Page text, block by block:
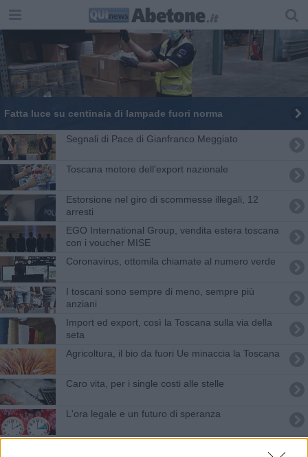
Fatta luce su centinaia di lampade fuori norma
Segnali di Pace di Gianfranco Meggiato
Toscana motore dell'export nazionale
Estorsione nel giro di scommesse illegali, 12
arresti
EGO International Group, vendita estera toscana
con i voucher MISE
Coronavirus, ottomila chiamate al numero verde
I toscani sono sempre di meno, sempre più
anziani
Import ed export, così la Toscana sulla via della
seta
Agricoltura, il bio da fuori Ue minaccia la Toscana
Caro vita, per i single costi alle stelle
L'ora legale e un futuro di speranza